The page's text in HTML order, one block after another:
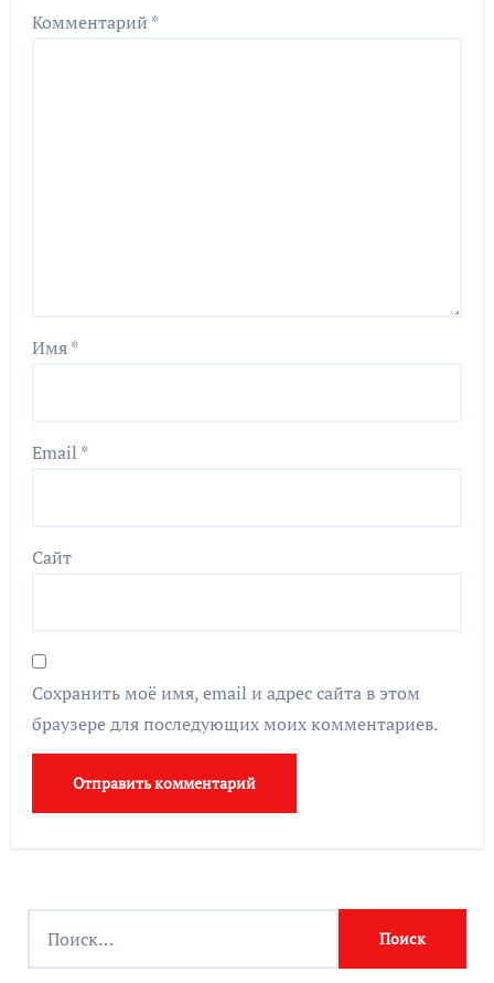
Комментарий *
Имя*
Email *
Сайт
Сохранить моё имя, email и адрес сайта в этом
браузере для последующих моих комментариев.